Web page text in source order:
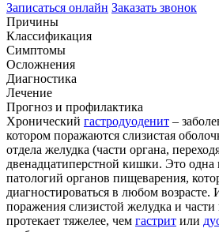
Записаться онлайн Заказать звонок
Причины
Классификация
Симптомы
Осложнения
Диагностика
Лечение
Прогноз и профилактика
Хронический гастродуоденит –
котором поражаются слизистая
отдела желудка (части органа,
двенадцатиперстной кишки. Это одна
патологий органов пищеварения,
диагностироваться в любом возрасте.
поражения слизистой желудка и
протекает тяжелее, чем гастрит или